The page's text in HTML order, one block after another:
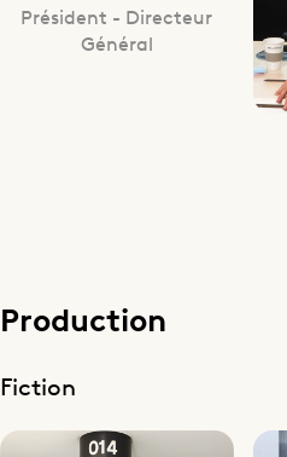
Président - Directeur
Général
Production
Fiction